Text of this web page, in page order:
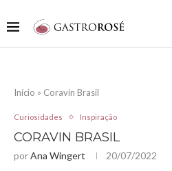
Início » Coravin Brasil
Curiosidades Inspiração
CORAVIN BRASIL
porAna Wingert 20/07/2022